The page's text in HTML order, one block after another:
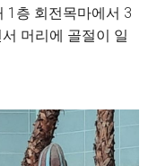
1층 회전목마에서 3
머리에 골절이 일